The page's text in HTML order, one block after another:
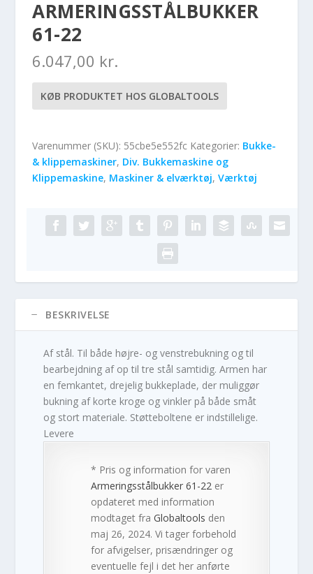
ARMERINGSSTÅLBUKKER
61-22
6.047,00 kr.
KØB PRODUKTET HOS GLOBALTOOLS
Varenummer (SKU): 55cbe5e552fc Kategorier: Bukke-
& klippemaskiner, Div. Bukkemaskine og
Klippemaskine, Maskiner & elværktøj,Værktøj
BESKRIVELSE
Af stål. Til både højre- og venstrebukning og til
bearbejdning af op til tre stål samtidig. Armen har
en femkantet, drejelig bukkeplade, der muliggør
bukning af korte kroge og vinkler på både småt
og stort materiale. Støtteboltene er indstillelige.
Levere
* Pris og information for varen
Armeringsstålbukker 61-22 er
opdateret med information
modtaget fraGlobaltools den
maj 26, 2024. Vi tager forbehold
for afvigelser, prisændringer og
eventuelle fejl i det her anførte